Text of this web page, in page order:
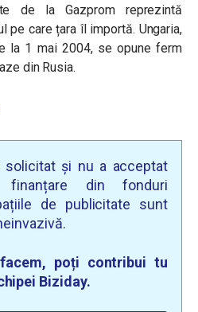
de la Gazprom reprezintă
pe care țara îl importă. Ungaria,
la 1 mai 2004, se opune ferm
din Rusia.
solicitat și nu a acceptat
din fonduri
de publicitate sunt
poți contribui tu
Biziday.